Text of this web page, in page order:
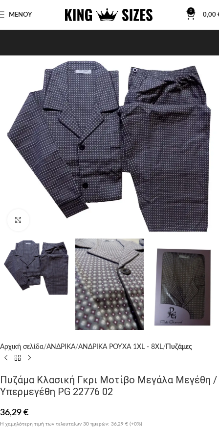
ΜΕΝΟΥ
0
0,00
Click to enlarge
Αρχική σελίδα ΑΝΔΡΙΚΑ ΑΝΔΡΙΚΑ ΡΟΥΧΑ 1XL - 8XL Πυζάμες
Πυζάμα Κλασική Γκρι Μοτίβο Μεγάλα Μεγέθη /
Υπερμεγέθη PG 22776 02
36,29 €
Η χαμηλότερη τιμή των τελευταίων 30 ημερών: 36,29 € (+0%)